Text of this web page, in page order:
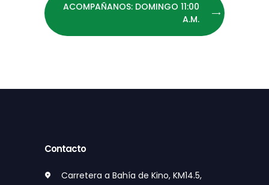
ACOMPAÑANOS: DOMINGO 11:00
A.M.
Contacto
Carretera a Bahía de Kino, KM14.5,